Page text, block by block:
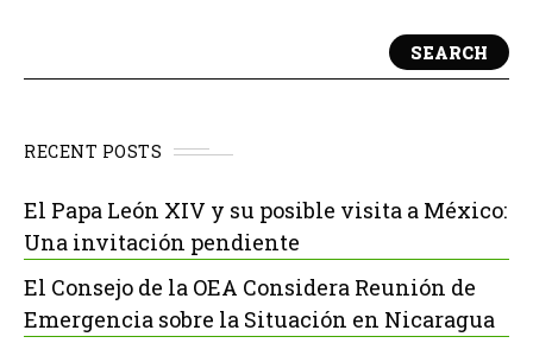
SEARCH
RECENT POSTS
El Papa León XIV y su posible visita a México:
Una invitación pendiente
El Consejo de la OEA Considera Reunión de
Emergencia sobre la Situación en Nicaragua